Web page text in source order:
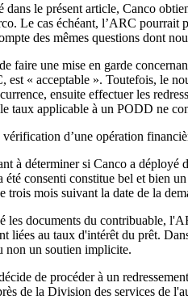
dans le présent article, Canco
Le cas échéant, l’ARC pourrait
des mêmes questions dont
faire une mise en garde
est « acceptable ». Toutefois, le
ensuite effectuer les
taux applicable à un PODD ne
d’une opération
à déterminer si Canco a déployé
été consenti constitue bel et bien
trois mois suivant la date de la
les documents du contribuable,
liées au taux d'intérêt du prêt.
non un soutien implicite.
de procéder à un
de la Division des services de